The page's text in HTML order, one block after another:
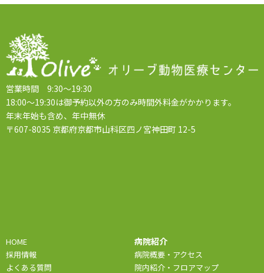
営業時間 9:30～19:30
18:00～19:30は御予約以外の方のみ時間外料金がかかります。
年末年始も含め、年中無休
〒607-8035 京都府京都市山科区四ノ宮神田町 12-5
HOME
採用情報
よくある質問
病院紹介
病院概要・アクセス
院内紹介・フロアマップ